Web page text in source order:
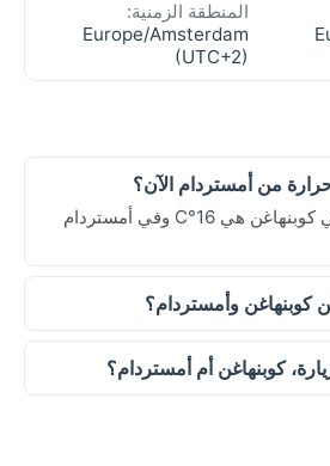
المنطقة الزمنية:
Europe/Amsterdam
(UTC+2)
من أمستردام الآن؟
حاليًا، درجة الحرارة في كوبنهاغن هي 16°C وفي أمستردام
كوبنهاغن وأمستردام؟
كوبنهاغن أم أمستردام؟